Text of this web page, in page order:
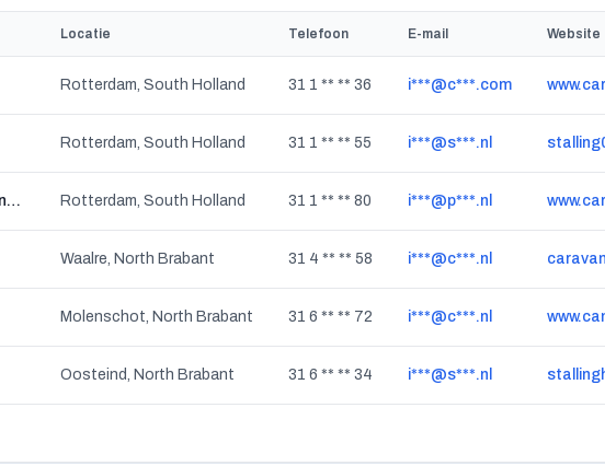
Locatie Telefoon E-mail Website
Rotterdam, South Holland 31 1 ** ** 36 i***@c***.com
Rotterdam, South Holland 31 1 ** ** 55 i***@s***.nl
Persoon Caravanstalling Persoon Botenstalling Rotterdam, South Holland 31 1 ** ** 80 i***@p***.nl
Waalre, North Brabant 31 4 ** ** 58 i***@c***.nl
Molenschot, North Brabant 31 6 ** ** 72 i***@c***.nl
Oosteind, North Brabant 31 6 ** ** 34 i***@s***.nl